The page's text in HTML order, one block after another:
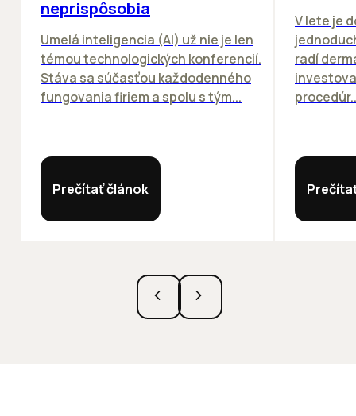
neprispôsobia
Umelá inteligencia (AI) už nie je len
témou technologických konferencií.
Stáva sa súčasťou každodenného
fungovania firiem a spolu s tým...
Prečítať článok
V lete je
radí